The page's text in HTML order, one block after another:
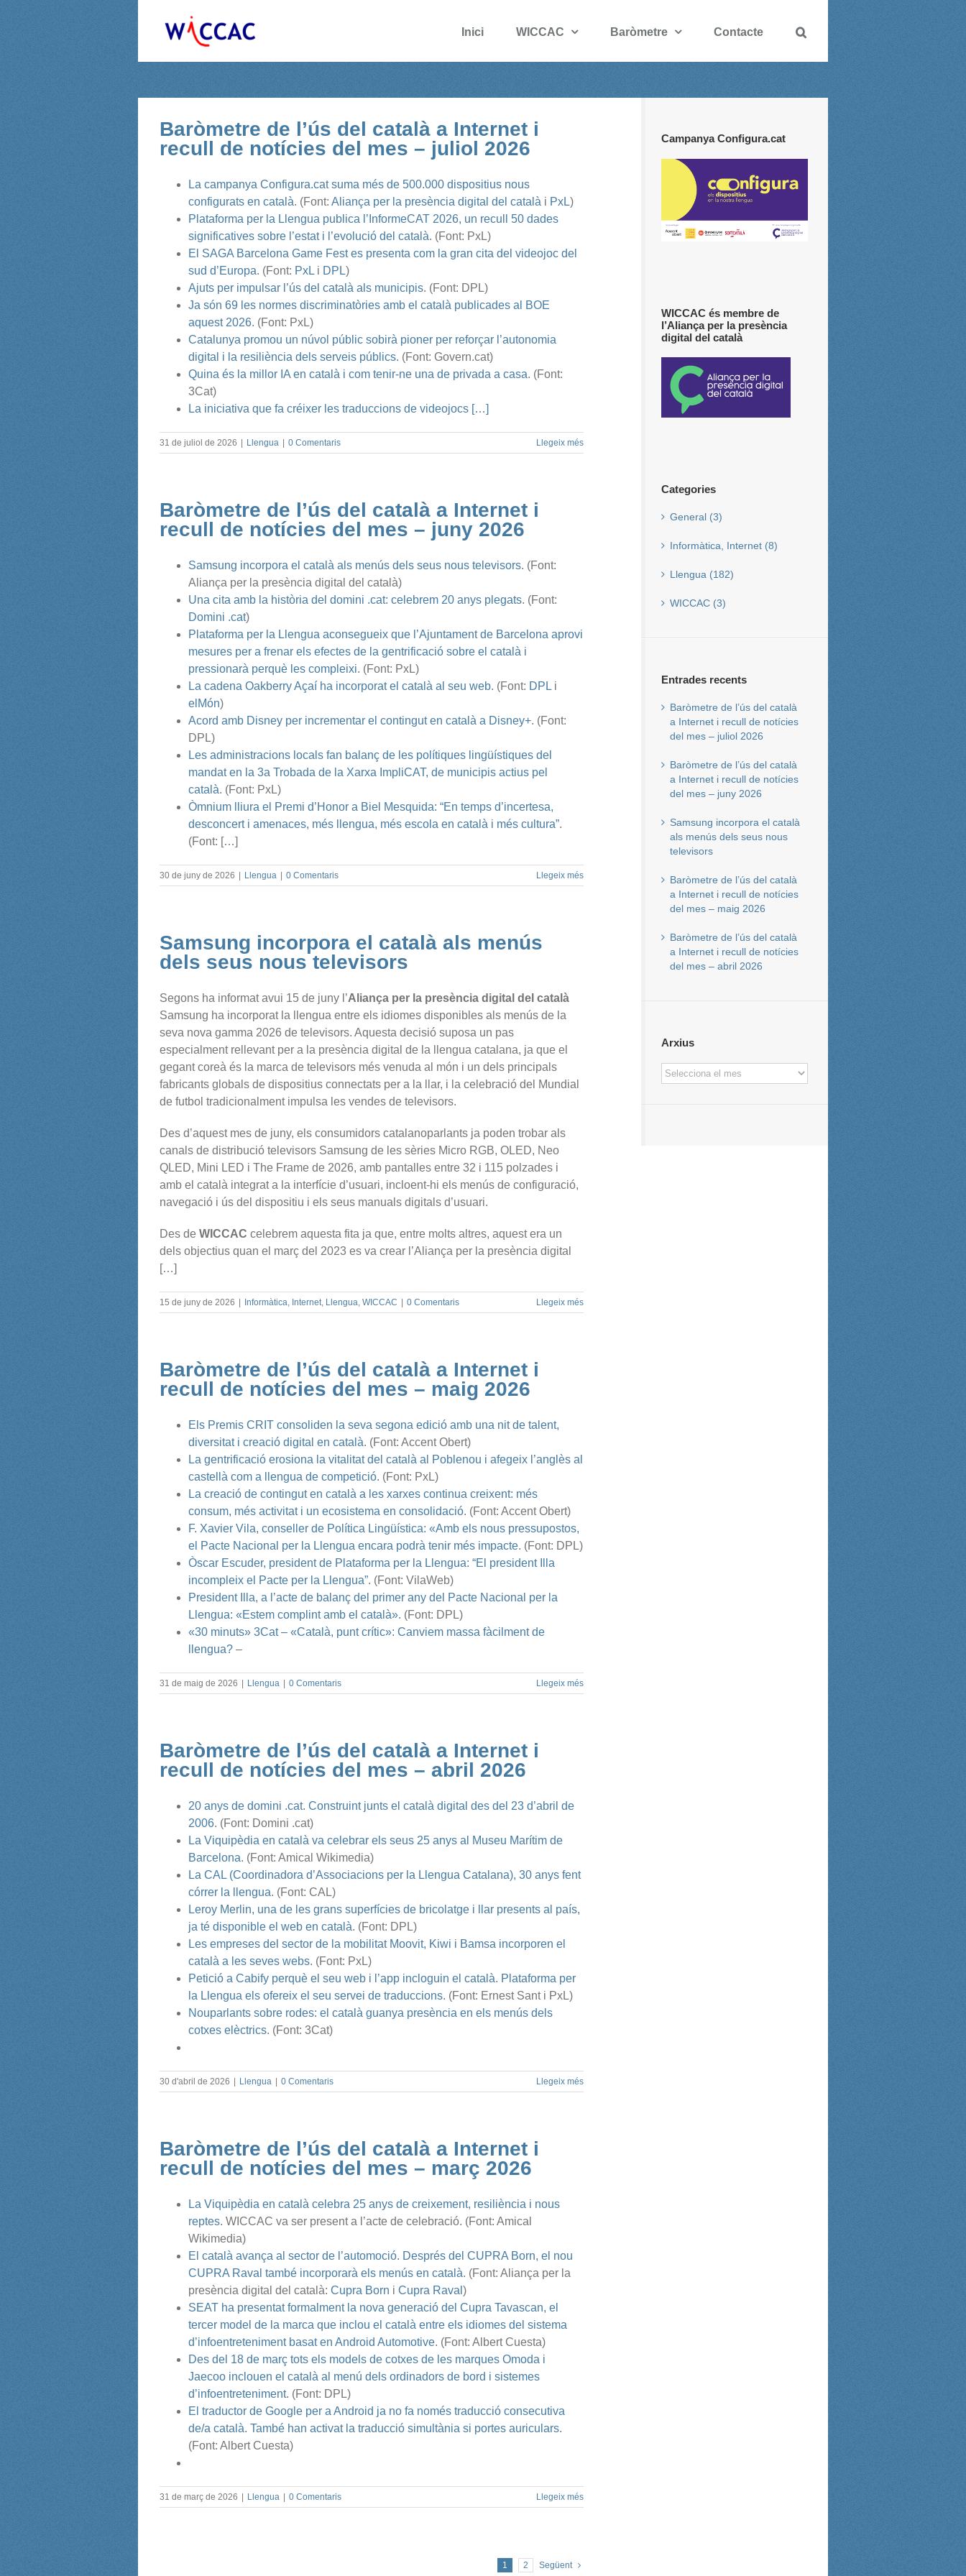
Inici WICCAC Baròmetre Contacte
Baròmetre de l’ús del català a Internet i
recull de notícies del mes – juliol 2026
La campanya Configura.cat suma més de 500.000 dispositius nous
configurats en català. (Font: Aliança per la presència digital del català i PxL)
Plataforma per la Llengua publica l’InformeCAT 2026, un recull 50 dades
significatives sobre l’estat i l’evolució del català. (Font: PxL)
El SAGA Barcelona Game Fest es presenta com la gran cita del videojoc del
sud d’Europa. (Font: PxL i DPL)
Ajuts per impulsar l’ús del català als municipis. (Font: DPL)
Ja són 69 les normes discriminatòries amb el català publicades al BOE
aquest 2026. (Font: PxL)
Catalunya promou un núvol públic sobirà pioner per reforçar l’autonomia
digital i la resiliència dels serveis públics. (Font: Govern.cat)
Quina és la millor IA en català i com tenir-ne una de privada a casa. (Font:
3Cat)
La iniciativa que fa créixer les traduccions de videojocs […]
31 de juliol de 2026 Llengua 0 Comentaris Llegeix més
Baròmetre de l’ús del català a Internet i
recull de notícies del mes – juny 2026
Samsung incorpora el català als menús dels seus nous televisors. (Font:
Aliança per la presència digital del català)
Una cita amb la història del domini .cat: celebrem 20 anys plegats. (Font:
Domini .cat)
Plataforma per la Llengua aconsegueix que l’Ajuntament de Barcelona aprovi
mesures per a frenar els efectes de la gentrificació sobre el català i
pressionarà perquè les compleixi. (Font: PxL)
La cadena Oakberry Açaí ha incorporat el català al seu web. (Font: DPL i
elMón)
Acord amb Disney per incrementar el contingut en català a Disney+. (Font:
DPL)
Les administracions locals fan balanç de les polítiques lingüístiques del
mandat en la 3a Trobada de la Xarxa ImpliCAT, de municipis actius pel
català. (Font: PxL)
Òmnium lliura el Premi d’Honor a Biel Mesquida: “En temps d’incertesa,
desconcert i amenaces, més llengua, més escola en català i més cultura”.
(Font: […]
30 de juny de 2026 Llengua 0 Comentaris Llegeix més
Samsung incorpora el català als menús
dels seus nous televisors
Segons ha informat avui 15 de juny l’Aliança per la presència digital del català
Samsung ha incorporat la llengua entre els idiomes disponibles als menús de la
seva nova gamma 2026 de televisors. Aquesta decisió suposa un pas
especialment rellevant per a la presència digital de la llengua catalana, ja que el
gegant coreà és la marca de televisors més venuda al món i un dels principals
fabricants globals de dispositius connectats per a la llar, i la celebració del Mundial
de futbol tradicionalment impulsa les vendes de televisors.
Des d’aquest mes de juny, els consumidors catalanoparlants ja poden trobar als
canals de distribució televisors Samsung de les sèries Micro RGB, OLED, Neo
QLED, Mini LED i The Frame de 2026, amb pantalles entre 32 i 115 polzades i
amb el català integrat a la interfície d’usuari, incloent-hi els menús de configuració,
navegació i ús del dispositiu i els seus manuals digitals d’usuari.
Des de WICCAC celebrem aquesta fita ja que, entre molts altres, aquest era un
dels objectius quan el març del 2023 es va crear l’Aliança per la presència digital
[…]
15 de juny de 2026 Informàtica, Internet, Llengua, WICCAC 0 Comentaris Llegeix més
Baròmetre de l’ús del català a Internet i
recull de notícies del mes – maig 2026
Els Premis CRIT consoliden la seva segona edició amb una nit de talent,
diversitat i creació digital en català. (Font: Accent Obert)
La gentrificació erosiona la vitalitat del català al Poblenou i afegeix l’anglès al
castellà com a llengua de competició. (Font: PxL)
La creació de contingut en català a les xarxes continua creixent: més
consum, més activitat i un ecosistema en consolidació. (Font: Accent Obert)
F. Xavier Vila, conseller de Política Lingüística: «Amb els nous pressupostos,
el Pacte Nacional per la Llengua encara podrà tenir més impacte. (Font: DPL)
Òscar Escuder, president de Plataforma per la Llengua: “El president Illa
incompleix el Pacte per la Llengua”. (Font: VilaWeb)
President Illa, a l’acte de balanç del primer any del Pacte Nacional per la
Llengua: «Estem complint amb el català». (Font: DPL)
«30 minuts» 3Cat – «Català, punt crític»: Canviem massa fàcilment de
llengua? –
31 de maig de 2026 Llengua 0 Comentaris Llegeix més
Baròmetre de l’ús del català a Internet i
recull de notícies del mes – abril 2026
20 anys de domini .cat. Construint junts el català digital des del 23 d’abril de
2006. (Font: Domini .cat)
La Viquipèdia en català va celebrar els seus 25 anys al Museu Marítim de
Barcelona. (Font: Amical Wikimedia)
La CAL (Coordinadora d’Associacions per la Llengua Catalana), 30 anys fent
córrer la llengua. (Font: CAL)
Leroy Merlin, una de les grans superfícies de bricolatge i llar presents al país,
ja té disponible el web en català. (Font: DPL)
Les empreses del sector de la mobilitat Moovit, Kiwi i Bamsa incorporen el
català a les seves webs. (Font: PxL)
Petició a Cabify perquè el seu web i l’app incloguin el català. Plataforma per
la Llengua els ofereix el seu servei de traduccions. (Font: Ernest Sant i PxL)
Nouparlants sobre rodes: el català guanya presència en els menús dels
cotxes elèctrics. (Font: 3Cat)
30 d'abril de 2026 Llengua 0 Comentaris Llegeix més
Baròmetre de l’ús del català a Internet i
recull de notícies del mes – març 2026
La Viquipèdia en català celebra 25 anys de creixement, resiliència i nous
reptes. WICCAC va ser present a l’acte de celebració. (Font: Amical
Wikimedia)
El català avança al sector de l’automoció. Després del CUPRA Born, el nou
CUPRA Raval també incorporarà els menús en català. (Font: Aliança per la
presència digital del català: Cupra Born i Cupra Raval )
SEAT ha presentat formalment la nova generació del Cupra Tavascan, el
tercer model de la marca que inclou el català entre els idiomes del sistema
d’infoentreteniment basat en Android Automotive. (Font: Albert Cuesta)
Des del 18 de març tots els models de cotxes de les marques Omoda i
Jaecoo inclouen el català al menú dels ordinadors de bord i sistemes
d’infoentreteniment. (Font: DPL)
El traductor de Google per a Android ja no fa només traducció consecutiva
de/a català. També han activat la traducció simultània si portes auriculars.
(Font: Albert Cuesta)
31 de març de 2026 Llengua 0 Comentaris Llegeix més
1 2 Següent
Campanya Configura.cat
WICCAC és membre de
l’Aliança per la presència
digital del català
Categories
General (3)
Informàtica, Internet (8)
Llengua (182)
WICCAC (3)
Entrades recents
Baròmetre de l’ús del català
a Internet i recull de notícies
del mes – juliol 2026
Baròmetre de l’ús del català
a Internet i recull de notícies
del mes – juny 2026
Samsung incorpora el català
als menús dels seus nous
televisors
Baròmetre de l’ús del català
a Internet i recull de notícies
del mes – maig 2026
Baròmetre de l’ús del català
a Internet i recull de notícies
del mes – abril 2026
Arxius
Arxius